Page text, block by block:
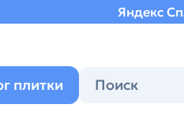
Яндекс
плитки